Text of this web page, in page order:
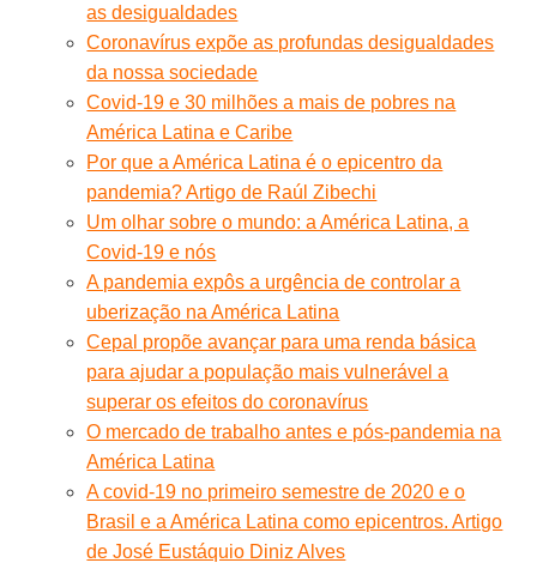
as desigualdades
Coronavírus expõe as profundas desigualdades
da nossa sociedade
Covid-19 e 30 milhões a mais de pobres na
América Latina e Caribe
Por que a América Latina é o epicentro da
pandemia? Artigo de Raúl Zibechi
Um olhar sobre o mundo: a América Latina, a
Covid-19 e nós
A pandemia expôs a urgência de controlar a
uberização na América Latina
Cepal propõe avançar para uma renda básica
para ajudar a população mais vulnerável a
superar os efeitos do coronavírus
O mercado de trabalho antes e pós-pandemia na
América Latina
A covid-19 no primeiro semestre de 2020 e o
Brasil e a América Latina como epicentros. Artigo
de José Eustáquio Diniz Alves